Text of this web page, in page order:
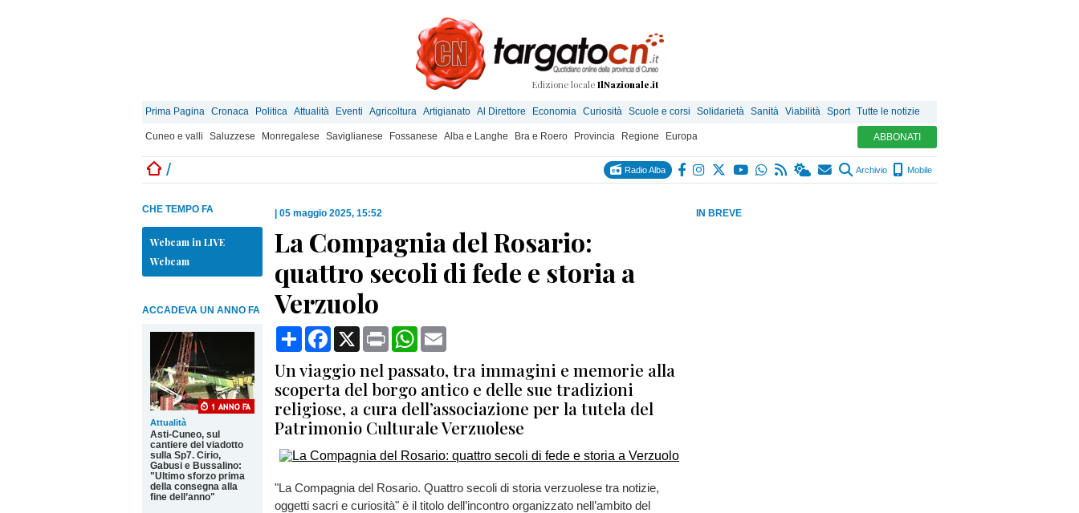
Edizione locale IlNazionale.it
Prima Pagina Cronaca Politica Attualità Eventi Agricoltura Artigianato Al Direttore Economia Curiosità Scuole e corsi Solidarietà Sanità Viabilità Sport Tutte le notizie
Cuneo e valli Saluzzese Monregalese Saviglianese Fossanese Alba e Langhe Bra e Roero Provincia Regione Europa ABBONATI
/ Radio Alba Archivio Mobile
IN BREVE
CHE TEMPO FA
Webcam in LIVE
Webcam
ACCADEVA UN ANNO FA
Attualità
Asti-Cuneo, sul
cantiere del viadotto
sulla Sp7. Cirio,
Gabusi e Bussalino:
"Ultimo sforzo prima
della consegna alla
fine dell’anno"
05 maggio 2025, 15:52
La Compagnia del Rosario:
quattro secoli di fede e storia a
Verzuolo
CondividiFacebook
X Print WhatsApp
Un viaggio nel passato, tra immagini e memorie alla
scoperta del borgo antico e delle sue tradizioni
religiose, a cura dell’associazione per la tutela del
Patrimonio Culturale Verzuolese
"La Compagnia del Rosario. Quattro secoli di storia verzuolese tra notizie,
oggetti sacri e curiosità" è il titolo dell’incontro organizzato nell’ambito del